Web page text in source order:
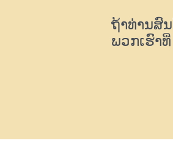
ຖ້າທ່ານສົ
ພວກເຮົາ